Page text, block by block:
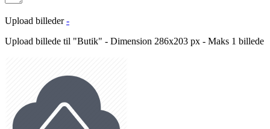
Upload billeder -
Upload billede til "Butik" - Dimension 286x203 px - Maks 1 billede